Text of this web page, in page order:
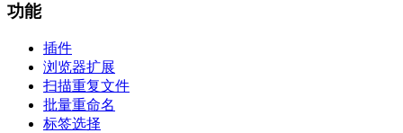
功能
插件
浏览器扩展
扫描重复文件
批量重命名
标签选择